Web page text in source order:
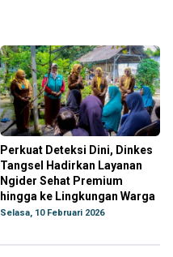
Perkuat Deteksi Dini, Dinkes
Tangsel Hadirkan Layanan
Ngider Sehat Premium
hingga ke Lingkungan Warga
Selasa, 10 Februari 2026